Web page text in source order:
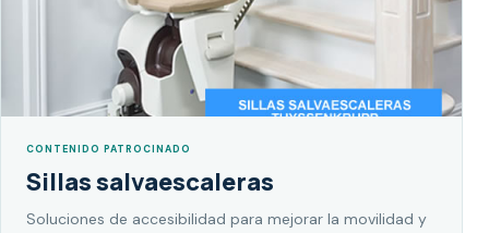
CONTENIDO PATROCINADO
Sillas salvaescaleras
Soluciones de accesibilidad para mejorar la movilidad y